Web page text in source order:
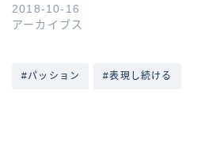
2018-10-16
アーカイブス
#パッション #表現し続ける